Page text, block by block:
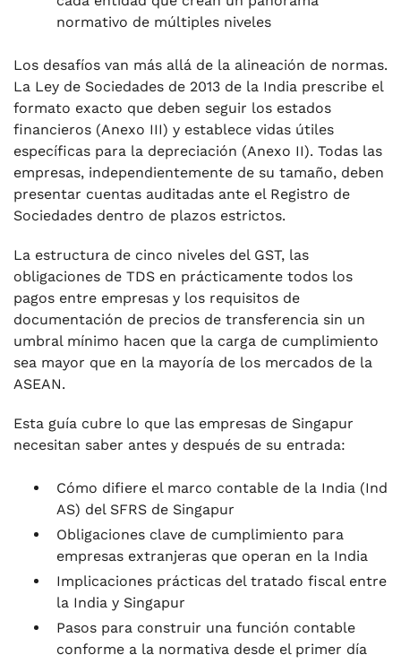
normativo de múltiples niveles
Los desafíos van más allá de la alineación de normas.
La Ley de Sociedades de 2013 de la India prescribe el
formato exacto que deben seguir los estados
financieros (Anexo III) y establece vidas útiles
específicas para la depreciación (Anexo II). Todas las
empresas, independientemente de su tamaño, deben
presentar cuentas auditadas ante el Registro de
Sociedades dentro de plazos estrictos.
La estructura de cinco niveles del GST, las
obligaciones de TDS en prácticamente todos los
pagos entre empresas y los requisitos de
documentación de precios de transferencia sin un
umbral mínimo hacen que la carga de cumplimiento
sea mayor que en la mayoría de los mercados de la
ASEAN.
Esta guía cubre lo que las empresas de Singapur
necesitan saber antes y después de su entrada:
Cómo difiere el marco contable de la India (Ind
AS) del SFRS de Singapur
Obligaciones clave de cumplimiento para
empresas extranjeras que operan en la India
Implicaciones prácticas del tratado fiscal entre
la India y Singapur
Pasos para construir una función contable
conforme a la normativa desde el primer día